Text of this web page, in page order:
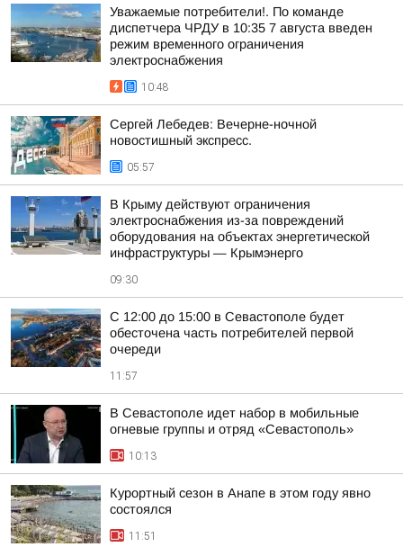
Уважаемые потребители!. По команде
диспетчера ЧРДУ в 10:35 7 августа введен
режим временного ограничения
электроснабжения
10:48
Сергей Лебедев: Вечерне-ночной
новостишный экспресс.
05:57
В Крыму действуют ограничения
электроснабжения из-за повреждений
оборудования на объектах энергетической
инфраструктуры — Крымэнерго
09:30
С 12:00 до 15:00 в Севастополе будет
обесточена часть потребителей первой
очереди
11:57
В Севастополе идет набор в мобильные
огневые группы и отряд «Севастополь»
10:13
Курортный сезон в Анапе в этом году явно
состоялся
11:51